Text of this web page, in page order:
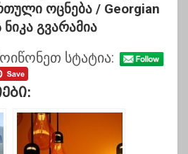
ოცნება / Georgian
ნიკა გვარამია
სტატია: